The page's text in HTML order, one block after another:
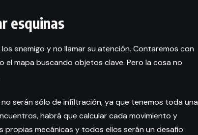
esquinas
enemigo y no llamar su atención. Contaremos con
mapa buscando objetos clave. Pero la cosa no
serán sólo de infiltración, ya que tenemos toda una
habrá que calcular cada movimiento y
mecánicas y todos ellos serán un desafío